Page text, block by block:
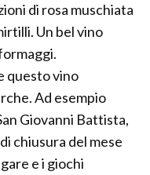
di rosa muschiata
Un bel vino
questo vino
Ad esempio
Giovanni Battista,
chiusura del mese
e i giochi